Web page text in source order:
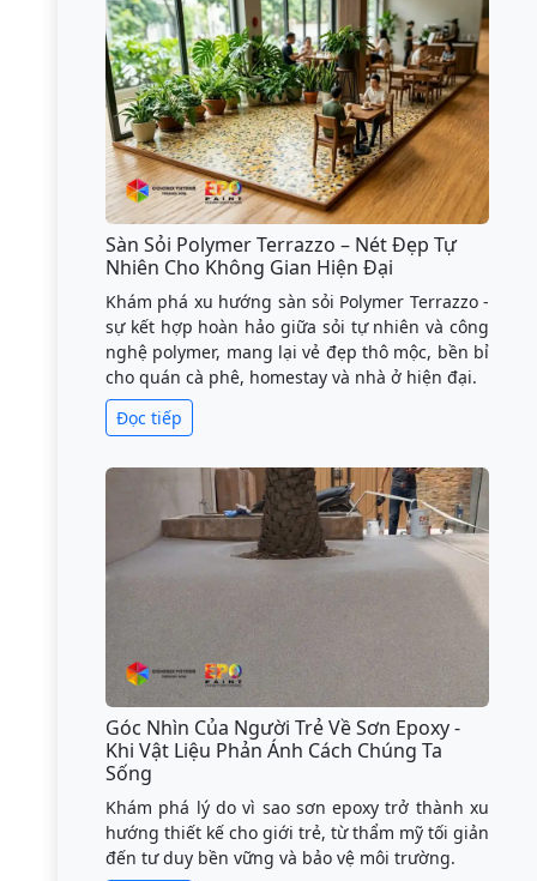
Sàn Sỏi Polymer Terrazzo – Nét Đẹp Tự
Nhiên Cho Không Gian Hiện Đại
Khám phá xu hướng sàn sỏi Polymer Terrazzo -
sự kết hợp hoàn hảo giữa sỏi tự nhiên và công
nghệ polymer, mang lại vẻ đẹp thô mộc, bền bỉ
cho quán cà phê, homestay và nhà ở hiện đại.
Đọc tiếp
Góc Nhìn Của Người Trẻ Về Sơn Epoxy -
Khi Vật Liệu Phản Ánh Cách Chúng Ta
Sống
Khám phá lý do vì sao sơn epoxy trở thành xu
hướng thiết kế cho giới trẻ, từ thẩm mỹ tối giản
đến tư duy bền vững và bảo vệ môi trường.